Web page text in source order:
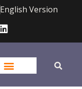
English Version